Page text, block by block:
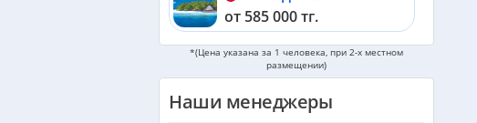
от 585 000 тг.
Черногория из Алматы
от 533 000 тг.
ОАЭ из Алматы
*(Цена указана за 1 человека, при 2-х местном
размещении)
Наши менеджеры